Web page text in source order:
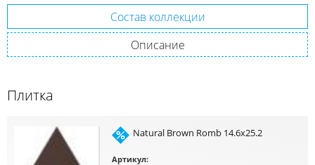
Состав коллекции
Описание
Плитка
Natural Brown Romb 14.6x25.2
Артикул: